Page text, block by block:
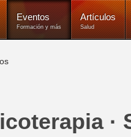
Eventos
Formación y más
Artículos
Salud
·